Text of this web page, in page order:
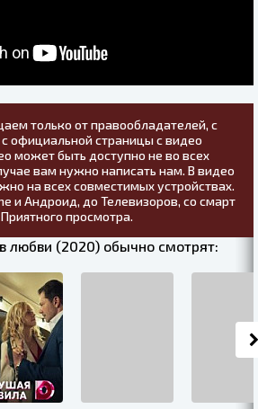
только от правообладателей, с
официальной страницы с видео
может быть доступно не во всех
вам нужно написать нам. В видео
на всех совместимых устройствах.
и Андроид, до Телевизоров, со смарт
просмотра.
любви (2020) обычно смотрят: